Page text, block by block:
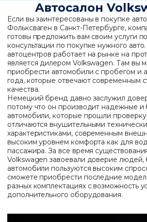
Автосалон
Если вы заинтересованы в покупке
Фольксваген в Санкт-Петербурге,
готовы предложить вам своим услуги
консультации по покупке нужного
автоцентров работает на рынке на
является дилером Volkswagen. Там вы
приобрести автомобили с пробегом и
года, которые отвечают современным
качества.
Немецкий бренд давно заслужил
потому что он производит надежные и
автомобили, которые прошли
отличаются внушительными
характеристиками, современным
высоким уровнем комфорта как для
пассажира. За все время
Volkswagen завоевали доверие людей,
автомобили пользуются высоким
сможете приобрести последние
разных комплектациях с возможность
дополнительного оборудования.